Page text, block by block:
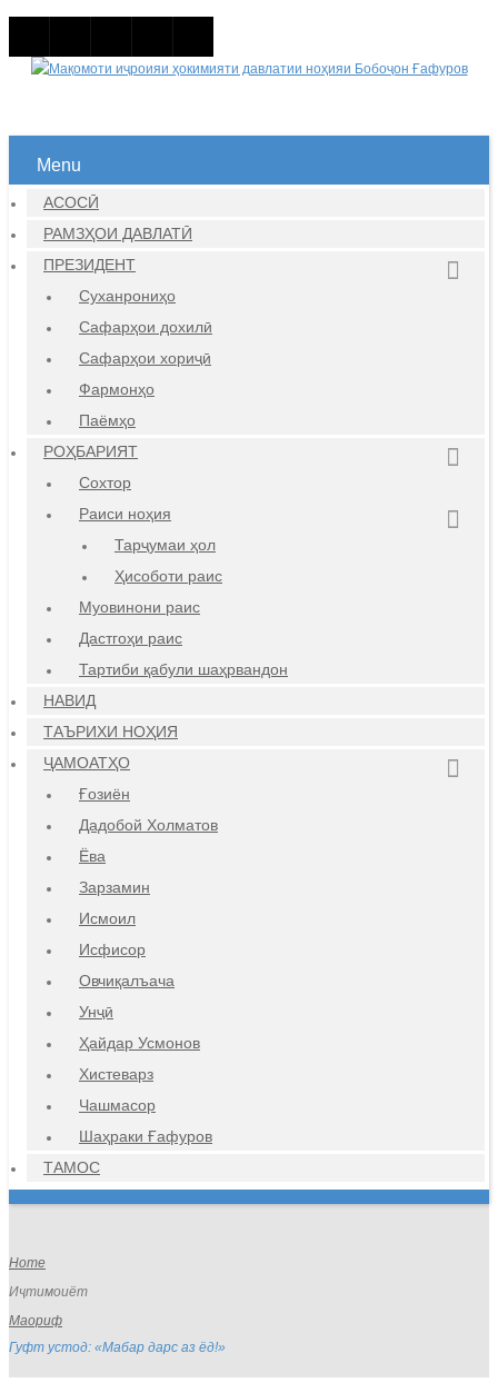
Menu
АСОСӢ
РАМЗҲОИ ДАВЛАТӢ
ПРЕЗИДЕНТ
Суханрониҳо
Сафарҳои дохилӣ
Сафарҳои хориҷӣ
Фармонҳо
Паёмҳо
РОҲБАРИЯТ
Сохтор
Раиси ноҳия
Тарҷумаи ҳол
Ҳисоботи раис
Муовинони раис
Дастгоҳи раис
Тартиби қабули шаҳрвандон
НАВИД
ТАЪРИХИ НОҲИЯ
ҶАМОАТҲО
Ғозиён
Дадобой Холматов
Ёва
Зарзамин
Исмоил
Исфисор
Овчиқалъача
Унҷӣ
Ҳайдар Усмонов
Хистеварз
Чашмасор
Шаҳраки Ғафуров
ТАМОС
Home
Иҷтимоиёт
Маориф
Гуфт устод: «Мабар дарс аз ёд!»